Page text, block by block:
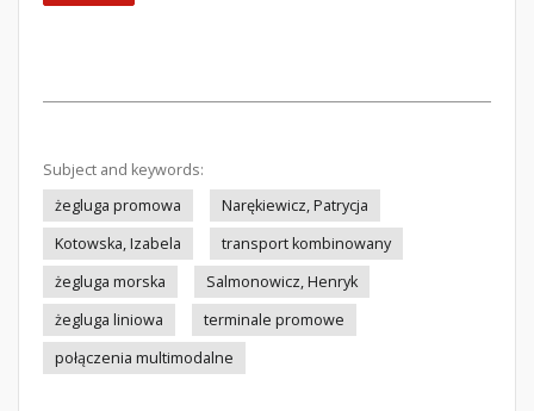
Subject and keywords:
żegluga promowa
Narękiewicz, Patrycja
Kotowska, Izabela
transport kombinowany
żegluga morska
Salmonowicz, Henryk
żegluga liniowa
terminale promowe
połączenia multimodalne